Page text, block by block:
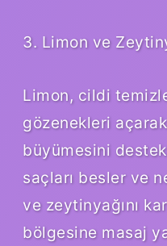
3. Limon ve
Limon, cildi
gözenekleri
büyümesini
saçları besler ve
ve zeytinyağını
bölgesine masaj